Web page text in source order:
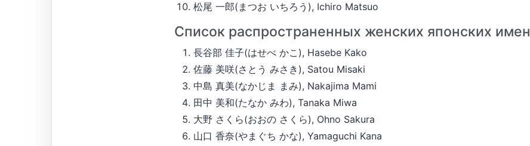
松尾 一郎(まつお いちろう), Ichiro Matsuo
Список распространенных женских японских имен
長谷部 佳子(はせべ かこ), Hasebe Kako
佐藤 美咲(さとう みさき), Satou Misaki
中島 真美(なかじま まみ), Nakajima Mami
田中 美和(たなか みわ), Tanaka Miwa
大野 さくら(おおの さくら), Ohno Sakura
山口 香奈(やまぐち かな), Yamaguchi Kana